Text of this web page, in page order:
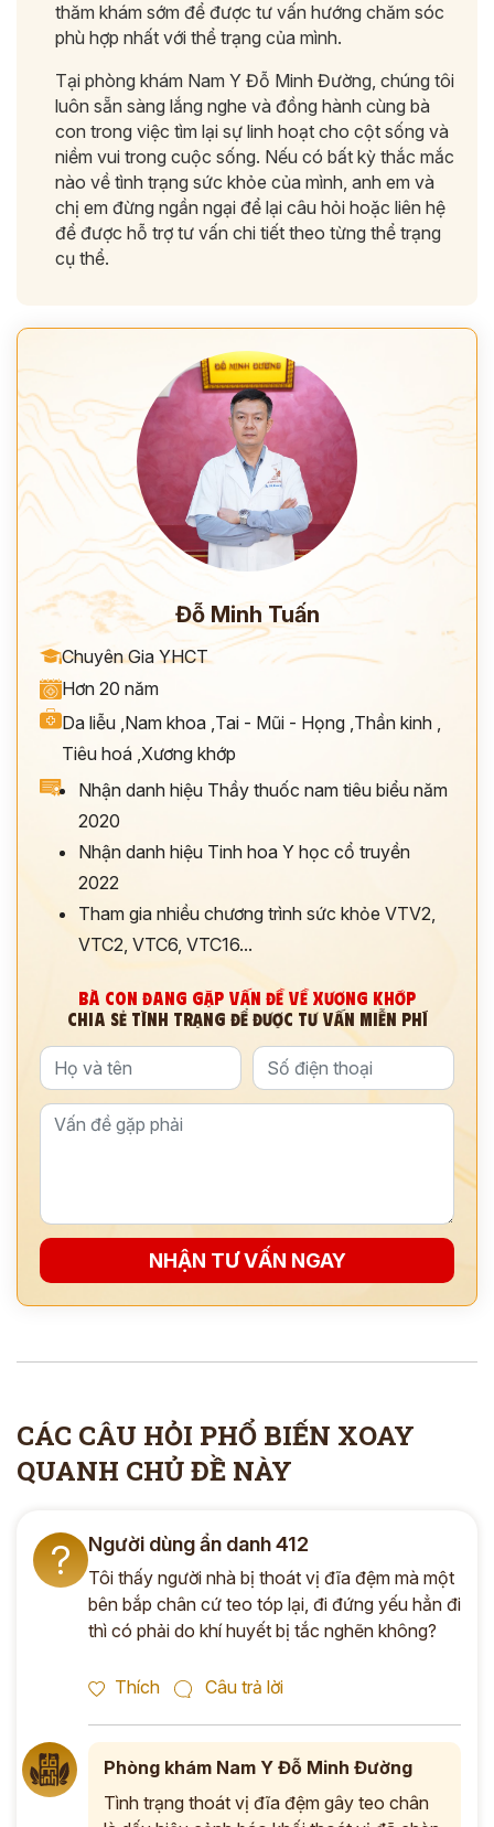
thăm khám sớm để được tư vấn hướng chăm sóc
phù hợp nhất với thể trạng của mình.
Tại phòng khám Nam Y Đỗ Minh Đường, chúng tôi
luôn sẵn sàng lắng nghe và đồng hành cùng bà
con trong việc tìm lại sự linh hoạt cho cột sống và
niềm vui trong cuộc sống. Nếu có bất kỳ thắc mắc
nào về tình trạng sức khỏe của mình, anh em và
chị em đừng ngần ngại để lại câu hỏi hoặc liên hệ
để được hỗ trợ tư vấn chi tiết theo từng thể trạng
cụ thể.
Đỗ Minh Tuấn
Chuyên Gia YHCT
Hơn 20 năm
Da liễu ,Nam khoa ,Tai - Mũi - Họng ,Thần kinh ,
Tiêu hoá ,Xương khớp
Nhận danh hiệu Thầy thuốc nam tiêu biểu năm
2020
Nhận danh hiệu Tinh hoa Y học cổ truyền
2022
Tham gia nhiều chương trình sức khỏe VTV2,
VTC2, VTC6, VTC16...
BÀ CON ĐANG GẶP VẤN ĐỀ VỀ XƯƠNG KHỚP
CHIA SẺ TÌNH TRẠNG ĐỂ ĐƯỢC TƯ VẤN MIỄN PHÍ
NHẬN TƯ VẤN NGAY
CÁC CÂU HỎI PHỔ BIẾN XOAY
QUANH CHỦ ĐỀ NÀY
? Người dùng ẩn danh 412
Tôi thấy người nhà bị thoát vị đĩa đệm mà một
bên bắp chân cứ teo tóp lại, đi đứng yếu hẳn đi
thì có phải do khí huyết bị tắc nghẽn không?
Thích Câu trả lời
Phòng khám Nam Y Đỗ Minh Đường
Tình trạng thoát vị đĩa đệm gây teo chân